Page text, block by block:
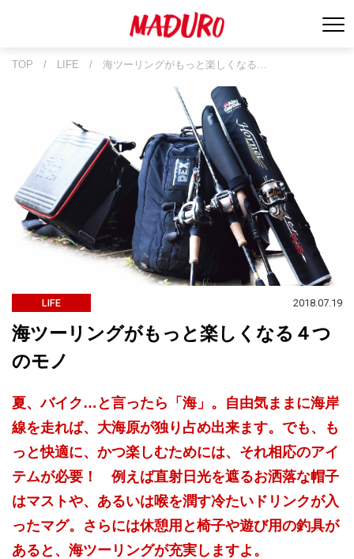
TOP / LIFE / 海ツーリングがもっと楽しくなる…
LIFE 2018.07.19
海ツーリングがもっと楽しくなる４つ
のモノ
夏、バイク…と言ったら「海」。自由気ままに海岸
線を走れば、大海原が独り占め出来ます。でも、も
っと快適に、かつ楽しむためには、それ相応のアイ
テムが必要！ 例えば直射日光を遮るお洒落な帽子
はマストや、あるいは喉を潤す冷たいドリンクが入
ったマグ。さらには休憩用と椅子や遊び用の釣具が
あると、海ツーリングが充実しますよ。